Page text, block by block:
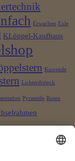
Erwachen Eule
KLöppel-Kaufhaus
Kurrende
Lichterdreieck
Pyramide Rosen